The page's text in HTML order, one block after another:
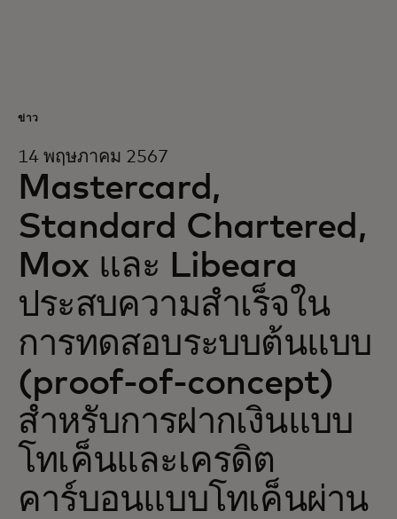
สำหรับผู้สร้างนวัตกรรม
ข่าวสารและแนวโน้ม
ข่าว
14 พฤษภาคม 2567
Mastercard,
Standard Chartered,
Mox และ Libeara
ประสบความสำเร็จใน
การทดสอบระบบต้นแบบ
(proof-of-concept)
สำหรับการฝากเงินแบบ
โทเค็นและเครดิต
คาร์บอนแบบโทเค็นผ่าน